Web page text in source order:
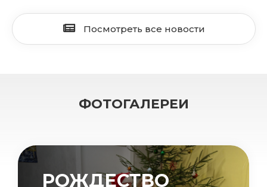
Посмотреть все новости
ФОТОГАЛЕРЕИ
РОЖДЕСТВО